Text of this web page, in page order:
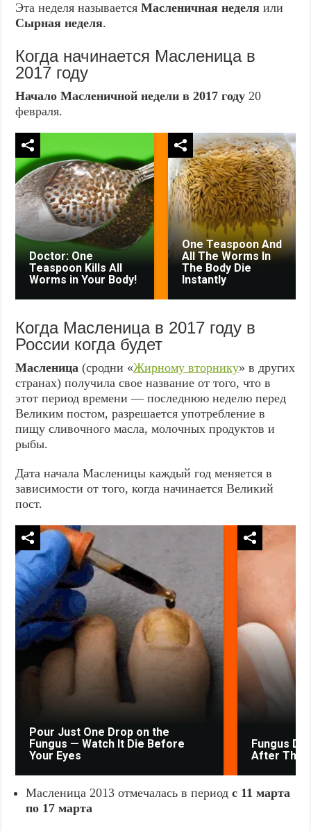
Эта неделя называетсяМасленичная неделяили
Сырная неделя.
Когда начинается Масленица в
2017 году
Начало Масленичной недели в 2017 году 20
февраля.
Doctor: One
Teaspoon Kills All
Worms in Your Body!
One Teaspoon And
All The Worms In
The Body Die
Instantly
Когда Масленица в 2017 году в
России когда будет
Масленица (сродни «Жирному вторнику» в других
странах) получила свое название от того, что в
этот период времени — последнюю неделю перед
Великим постом, разрешается употребление в
пищу сливочного масла, молочных продуктов и
рыбы.
Дата начала Масленицы каждый год меняется в
зависимости от того, когда начинается Великий
пост.
Pour Just One Drop on the
Fungus — Watch It Die Before
Your Eyes
Fungus
After The
Масленица 2013 отмечалась в периодс 11 марта
по 17 марта